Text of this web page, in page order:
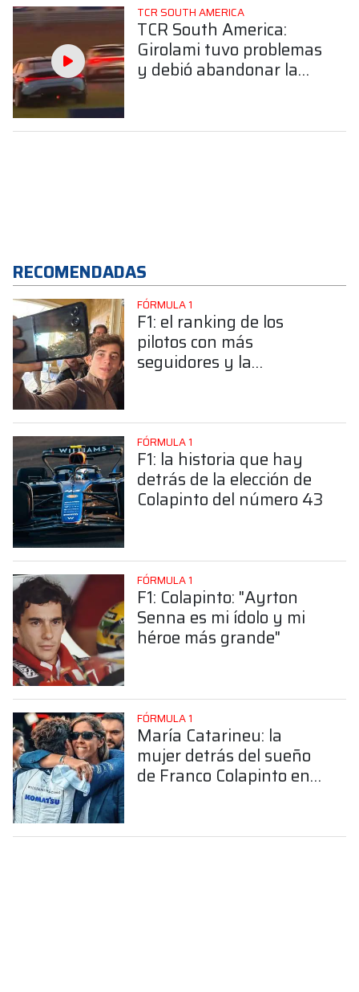
TCR SOUTH AMERICA
TCR South America:
Girolami tuvo problemas
y debió abandonar la
RECOMENDADAS
FÓRMULA 1
F1: el ranking de los
pilotos con más
seguidores y la
FÓRMULA 1
F1: la historia que hay
detrás de la elección de
Colapinto del número 43
FÓRMULA 1
F1: Colapinto: "Ayrton
Senna es mi ídolo y mi
héroe más grande"
FÓRMULA 1
María Catarineu: la
mujer detrás del sueño
de Franco Colapinto en